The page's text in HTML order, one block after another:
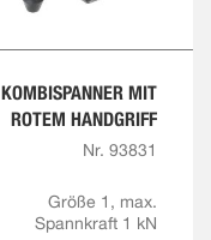
KOMBISPANNER MIT
ROTEM HANDGRIFF
Nr. 93831
Größe 1, max.
Spannkraft 1 kN